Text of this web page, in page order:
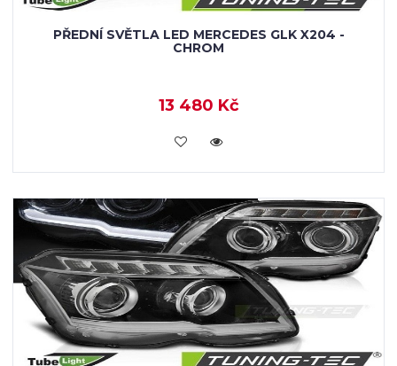
PŘEDNÍ SVĚTLA LED MERCEDES GLK X204 -
CHROM
13 480 Kč
KOUPIT